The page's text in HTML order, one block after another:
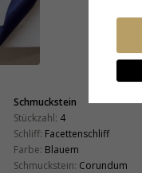
Schmuckstein
Stückzahl: 4
Schliff: Facettenschliff
Farbe: Blauem
Schmuckstein: Corundum